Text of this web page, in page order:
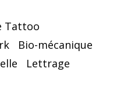
Tattoo
Bio-mécanique
Lettrage